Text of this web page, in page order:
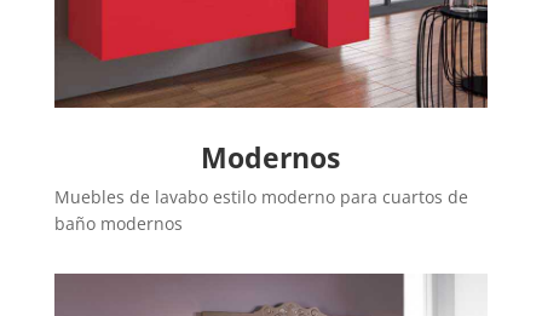
Modernos
Muebles de lavabo estilo moderno para cuartos de
baño modernos